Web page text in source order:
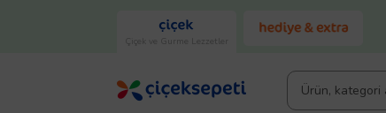
Çiçek ve Gurme Lezzetler